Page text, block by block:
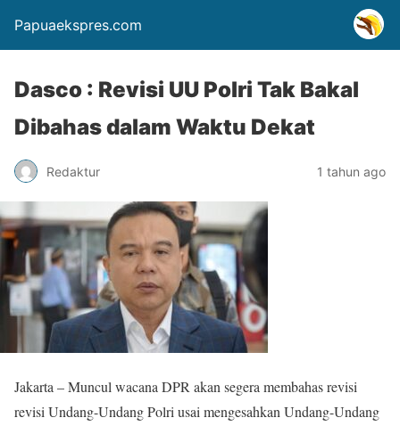
Papuaekspres.com
Dasco : Revisi UU Polri Tak Bakal
Dibahas dalam Waktu Dekat
Redaktur 1 tahun ago
Jakarta – Muncul wacana DPR akan segera membahas revisi
revisi Undang-Undang Polri usai mengesahkan Undang-Undang